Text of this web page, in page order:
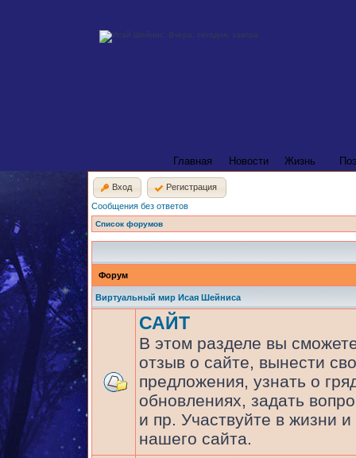
Главная Новости Жизнь
Вход
Регистрация
Сообщения без ответов
Список форумов
Форум
Виртуальный мир Исая Шейниса
САЙТ
В этом разделе вы
отзыв о сайте, вынести
предложения, узнать о
обновлениях, задать
и пр. Участвуйте в жизни и
нашего сайта.